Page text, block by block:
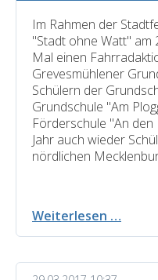
voller
Erfolg
Im Rahmen der
"Stadt ohne Watt" am
Mal einen
Grevesmühlener
Schülern der
Grundschule "Am
Förderschule "An
Jahr auch wieder
nördlichen
Weiterlesen …